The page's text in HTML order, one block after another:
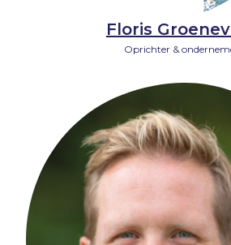
Floris
Oprichter &